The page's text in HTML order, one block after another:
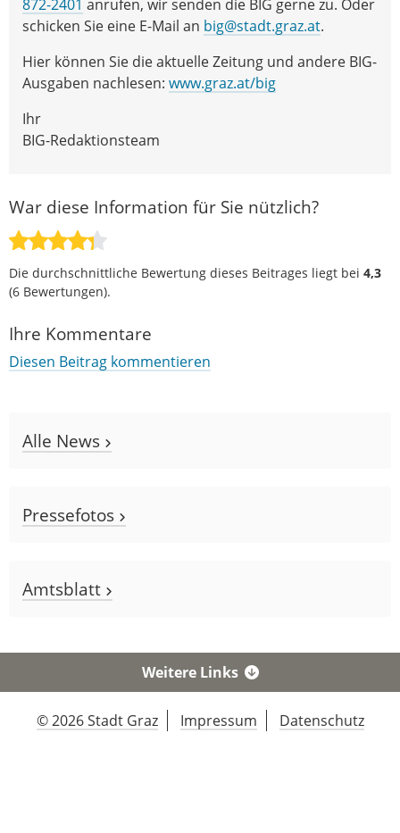
872-2401 anrufen, wir senden die BIG gerne zu. Oder
schicken Sie eine E-Mail an big@stadt.graz.at.
Hier können Sie die aktuelle Zeitung und andere BIG-
Ausgaben nachlesen: www.graz.at/big
Ihr
BIG-Redaktionsteam
War diese Information für Sie nützlich?
Die durchschnittliche Bewertung dieses Beitrages liegt bei 4,3
(6 Bewertungen).
Ihre Kommentare
Diesen Beitrag kommentieren
Alle News
Pressefotos
Amtsblatt
Weitere Links
© 2026 Stadt Graz Impressum Datenschutz